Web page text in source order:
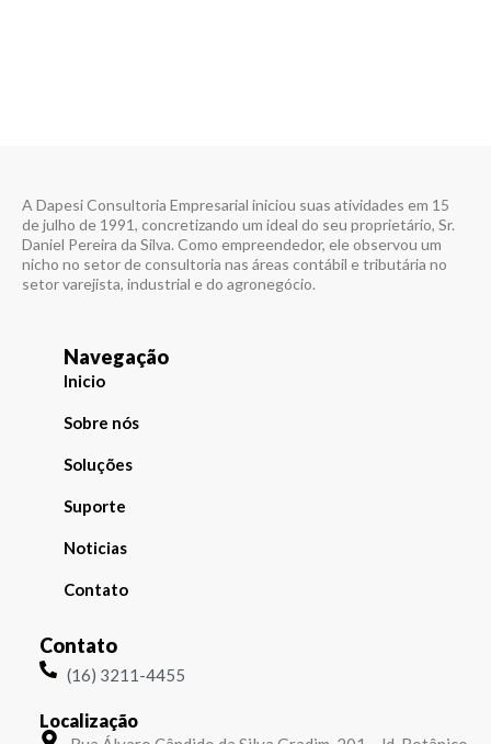
A Dapesi Consultoria Empresarial iniciou suas atividades em 15
de julho de 1991, concretizando um ideal do seu proprietário, Sr.
Daniel Pereira da Silva. Como empreendedor, ele observou um
nicho no setor de consultoria nas áreas contábil e tributária no
setor varejista, industrial e do agronegócio.
Navegação
Inicio
Sobre nós
Soluções
Suporte
Noticias
Contato
Contato
(16) 3211-4455
Localização